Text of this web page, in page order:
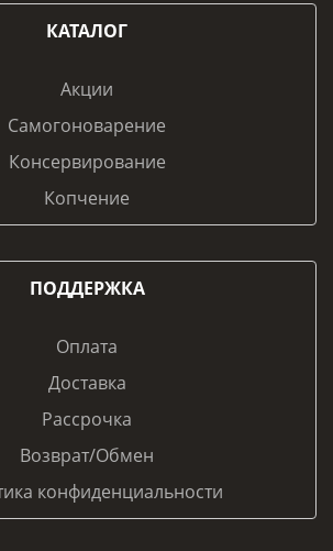
КАТАЛОГ
Акции
Самогоноварение
Консервирование
Копчение
ПОДДЕРЖКА
Оплата
Доставка
Рассрочка
Возврат/Обмен
конфиденциальности